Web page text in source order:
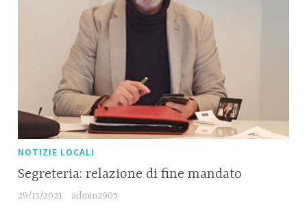
NOTIZIE LOCALI
Segreteria: relazione di fine mandato
29/11/2021 admin2905